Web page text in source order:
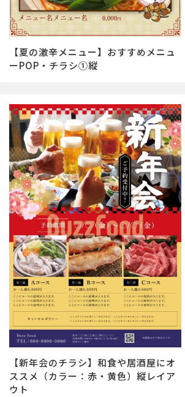
【夏の激辛メニュー】おすすめメニュ
ーPOP・チラシ①縦
【新年会のチラシ】和食や居酒屋にオ
ススメ（カラー：赤・黄色）縦レイア
ウト